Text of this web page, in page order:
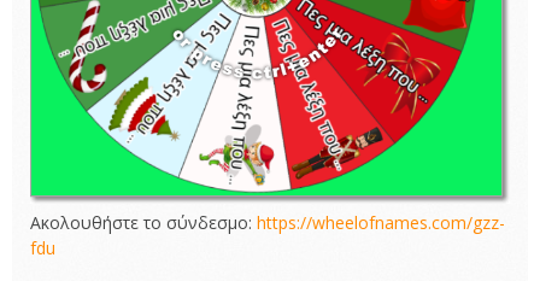
Ακολουθήστε το σύνδεσμο: https://wheelofnames.com/gzz-
fdu